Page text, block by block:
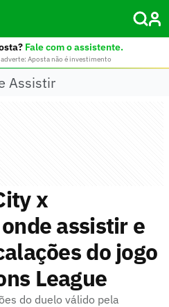
Fale com o assistente.
Aposta não é investimento
Assistir
x
assistir e
do jogo
League
do duelo válido pela